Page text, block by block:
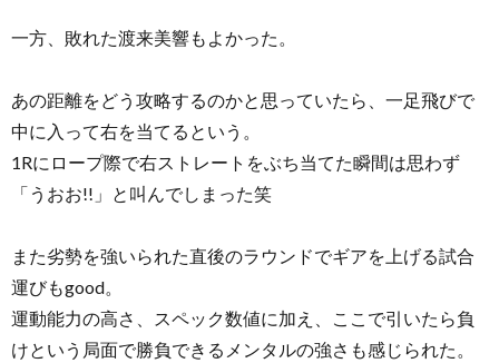
一方、敗れた渡来美響もよかった。
あの距離をどう攻略するのかと思っていたら、一足飛びで
中に入って右を当てるという。
1Rにロープ際で右ストレートをぶち当てた瞬間は思わず
「うおお!!」と叫んでしまった笑
また劣勢を強いられた直後のラウンドでギアを上げる試合
運びもgood。
運動能力の高さ、スペック数値に加え、ここで引いたら負
けという局面で勝負できるメンタルの強さも感じられた。